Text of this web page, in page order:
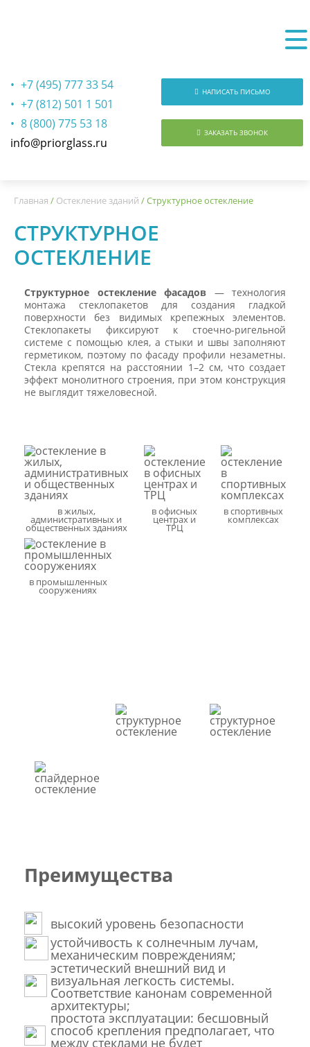
+7 (495) 777 33 54
+7 (812) 501 1 501
8 (800) 775 53 18
info@priorglass.ru
НАПИСАТЬ ПИСЬМО
ЗАКАЗАТЬ ЗВОНОК
Главная / Остекление зданий /Структурное остекление
СТРУКТУРНОЕ
ОСТЕКЛЕНИЕ
Структурное остекление фасадов — технология
монтажа стеклопакетов для создания гладкой
поверхности без видимых крепежных элементов.
Стеклопакеты фиксируют к стоечно-ригельной
системе с помощью клея, а стыки и швы заполняют
герметиком, поэтому по фасаду профили незаметны.
Стекла крепятся на расстоянии 1–2 см, что создает
эффект монолитного строения, при этом конструкция
не выглядит тяжеловесной.
в жилых,
административных и
общественных зданиях
в офисных
центрах и
ТРЦ
в спортивных
комплексах
в промышленных
сооружениях
Преимущества
высокий уровень безопасности
устойчивость к солнечным лучам,
механическим повреждениям;
эстетический внешний вид и
визуальная легкость системы.
Соответствие канонам современной
архитектуры;
простота эксплуатации: бесшовный
способ крепления предполагает, что
между стеклами не будет